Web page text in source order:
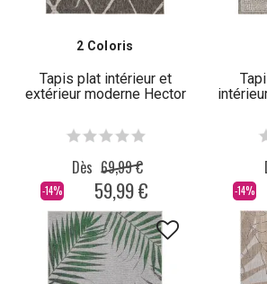
2 Coloris
Tapis plat intérieur et
extérieur moderne Hector
-14%
Dès 69,99 €
59,99 € -14%